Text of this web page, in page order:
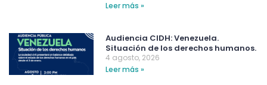
Leer más »
Audiencia CIDH: Venezuela.
Situación de los derechos humanos.
4 agosto, 2026
Leer más »